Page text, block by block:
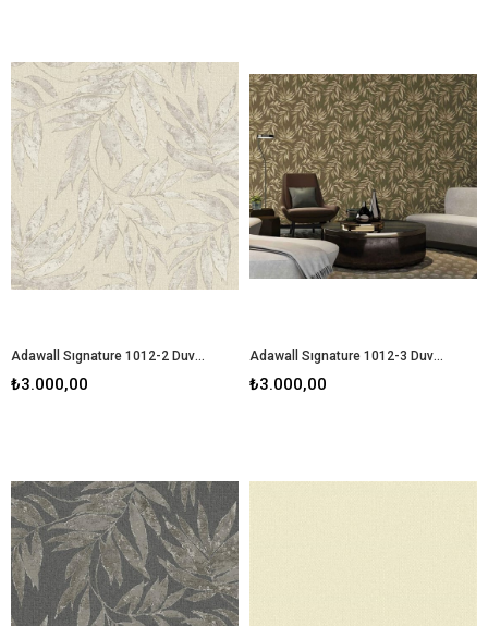
Adawall Sıgnature 1012-2 Duvar Kağıdı
₺3.000,00
Adawall Sıgnature 1012-3 Duvar Kağıdı
₺3.000,00